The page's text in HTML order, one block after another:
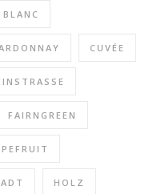
BLANC
CUVÉE
FAIRNGREEN
HOLZ